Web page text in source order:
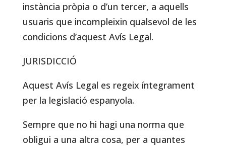
instància pròpia o d’un tercer, a aquells
usuaris que incompleixin qualsevol de les
condicions d’aquest Avís Legal.
JURISDICCIÓ
Aquest Avís Legal es regeix íntegrament
per la legislació espanyola.
Sempre que no hi hagi una norma que
obligui a una altra cosa, per a quantes